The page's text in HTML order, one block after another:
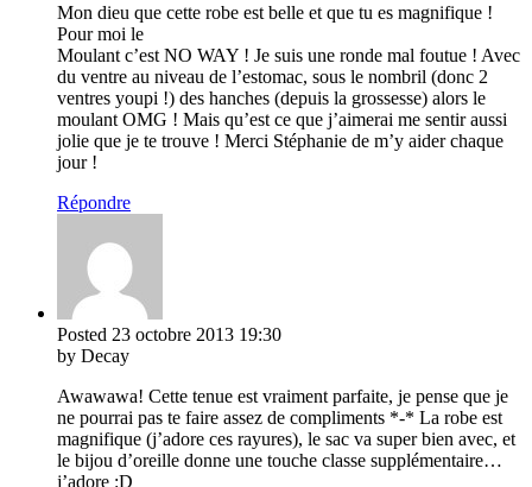
Mon dieu que cette robe est belle et que tu es magnifique !
Pour moi le
Moulant c’est NO WAY ! Je suis une ronde mal foutue ! Avec
du ventre au niveau de l’estomac, sous le nombril (donc 2
ventres youpi !) des hanches (depuis la grossesse) alors le
moulant OMG ! Mais qu’est ce que j’aimerai me sentir aussi
jolie que je te trouve ! Merci Stéphanie de m’y aider chaque
jour !
Répondre
Posted 23 octobre 2013 19:30
by Decay
Awawawa! Cette tenue est vraiment parfaite, je pense que je
ne pourrai pas te faire assez de compliments *-* La robe est
magnifique (j’adore ces rayures), le sac va super bien avec, et
le bijou d’oreille donne une touche classe supplémentaire…
j’adore :D